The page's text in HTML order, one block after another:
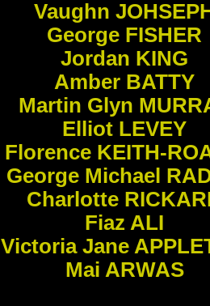
Vaughn
George FISHER
Jordan KING
Amber BATTY
Martin Glyn
Elliot LEVEY
Florence KEITH-
George Michael
Charlotte
Fiaz ALI
Victoria Jane
Mai ARWAS